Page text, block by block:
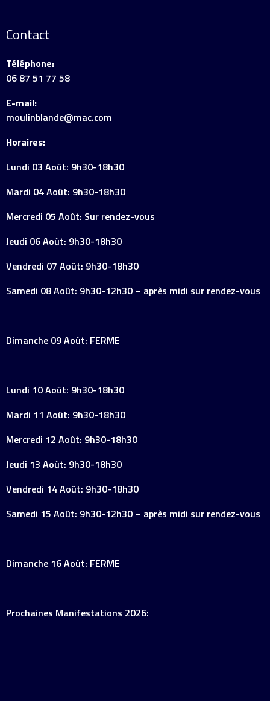
Contact
Téléphone:
06 87 51 77 58
E-mail:
moulinblande@mac.com
Horaires:
Lundi 03 Août: 9h30-18h30
Mardi 04 Août: 9h30-18h30
Mercredi 05 Août: Sur rendez-vous
Jeudi 06 Août: 9h30-18h30
Vendredi 07 Août: 9h30-18h30
Samedi 08 Août: 9h30-12h30 – après midi sur rendez-vous
Dimanche 09 Août: FERME
Lundi 10 Août: 9h30-18h30
Mardi 11 Août: 9h30-18h30
Mercredi 12 Août: 9h30-18h30
Jeudi 13 Août: 9h30-18h30
Vendredi 14 Août: 9h30-18h30
Samedi 15 Août: 9h30-12h30 – après midi sur rendez-vous
Dimanche 16 Août: FERME
Prochaines Manifestations 2026: